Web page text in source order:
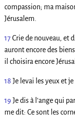
compassion; ma
Jérusalem.
17Crie de nouveau, et
auront encore des
il choisira encore
18 Je levai les yeux et
19 Je dis à l’ange qui
me dit: Ce sont les